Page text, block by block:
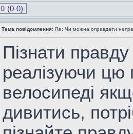
0 (0-0)
Тема повідомлення: Re: Чи можна оправдати
Пiзнати
реалізуючи цю
велосипеді
дивитись,